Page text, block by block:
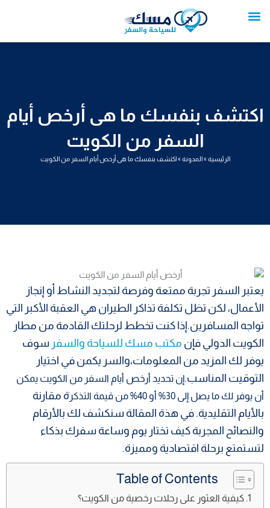
إلى
اكتشف بنفسك ما هى أرخص أيام
السفر من الكويت
الرئيسية»المدونة»اكتشف بنفسك ما هى أرخص أيام السفر من الكويت
​يعتبر السفر تجربة ممتعة وفرصة لتجديد النشاط أو إنجاز
الأعمال، لكن تظل تكلفة تذاكر الطيران هي العقبة الأكبر التي
تواجه المسافرين.إذا كنت تخطط لرحلتك القادمة من مطار
الكويت الدولي فإن مكتب مسك للسياحة والسفر سوف
يوفر لك المزيد من المعلومات،والسر يكمن في اختيار
التوقيت المناسب.إن تحديد أرخص أيام السفر من الكويت يمكن
أن يوفر لك ما يصل إلى 30% أو 40% من قيمة التذكر
ة مقارنة
بالأيام التقليدية. في هذة المقالة سنكشف لك بالأرقام
والنصائح المجربة كيف تختار يوم وساعة سفرك بذكاء
لتستمتع برحلة اقتصادية ومميزة.
Table of Contents
كيفية العثور على رحلات رخصية من الكويت؟